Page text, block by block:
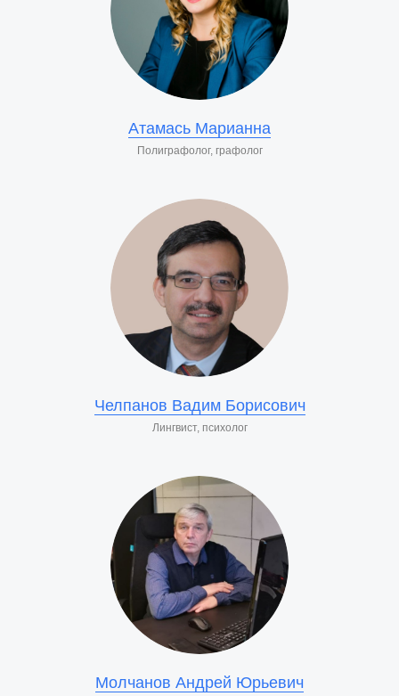
Атамась Марианна
Полиграфолог, графолог
Челпанов Вадим Борисович
Лингвист, психолог
Молчанов Андрей Юрьевич